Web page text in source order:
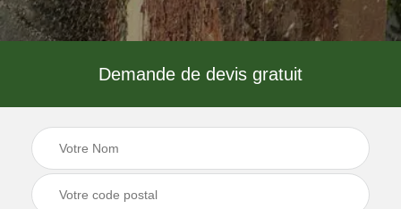
Demande de devis gratuit